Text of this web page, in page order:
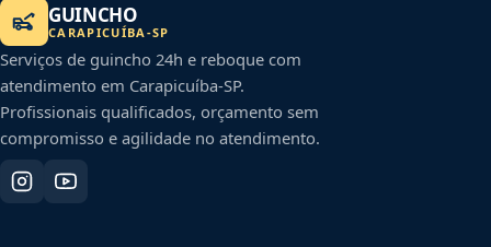
GUINCHO
CARAPICUÍBA -SP
Serviços de guincho 24h e reboque com
atendimento em Carapicuíba-SP.
Profissionais qualificados, orçamento sem
compromisso e agilidade no atendimento.